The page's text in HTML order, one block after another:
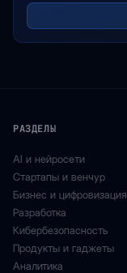
РАЗДЕЛЫ
AI и нейросети
Стартапы и венчур
Бизнес и цифровизация
Разработка
Кибербезопасность
Продукты и гаджеты
Аналитика